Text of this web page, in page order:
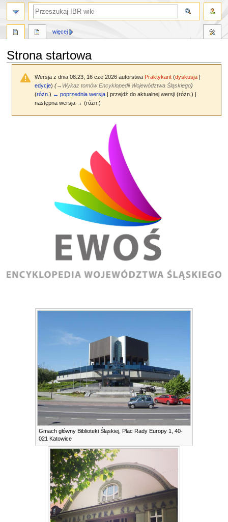
Strona startowa
Wersja z dnia 08:23, 16 cze 2026 autorstwa Praktykant (dyskusja |
edycje) (→ Wykaz tomów Encyklopedii Województwa Śląskiego)
(różn.) ← poprzednia wersja | przejdź do aktualnej wersji (różn.) |
następna wersja → (różn.)
Gmach główny Biblioteki Śląskiej, Plac Rady Europy 1, 40-
021 Katowice
więcej
szukaj